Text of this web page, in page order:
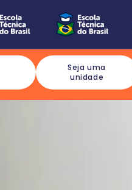
Seja uma
unidade